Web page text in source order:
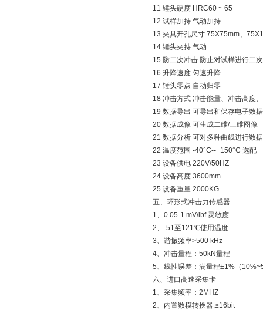
11 锤头硬度 HRC60 ~ 65
12 试样加持 气动加持
13 夹具开孔尺寸 75X75mm、
14 锤头夹持 气动
15 防二次冲击 防止对试样进行二
16 升降速度 匀速升降
17 锤头零点 自动归零
18 冲击方式 冲击能量、冲击高度
19 数据导出 可导出和保存电子数据
20 数据成像 可生成二维/三维图像
21 数据分析 可对多种曲线进行数
22 温度范围 -40°C--+150°C 选配
23 设备供电 220V/50HZ
24 设备高度 3600mm
25 设备重量 2000KG
五、环形式冲击力传感器
1、0.05-1 mV/lbf 灵敏度
2、-51至121℃使用温度
3、谐振频率>500 kHz
4、冲击量程：50kN量程
5、线性误差：满量程±1%（
六、进口高速采集卡
1、采集频率：2MHZ
2、内置数模转换器:≥16bit